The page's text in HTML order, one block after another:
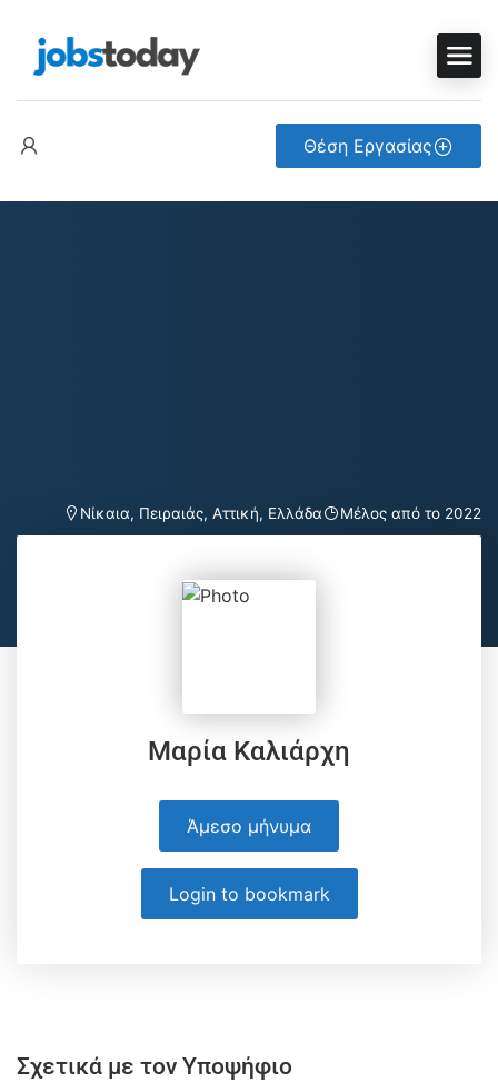
Θέση Εργασίας
Νίκαια, Πειραιάς, Αττική, Ελλάδα Μέλος από το 2022
Μαρία Καλιάρχη
Άμεσο μήνυμα
Login to bookmark
Σχετικά με τον Υποψήφιο